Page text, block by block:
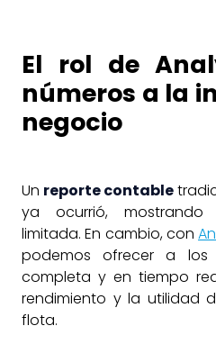
El rol de
números a la
negocio
Un reporte contable
ya ocurrió, mostrando
limitada. En cambio, con
podemos ofrecer a los
completa y en tiempo
rendimiento y la utilidad
flota.